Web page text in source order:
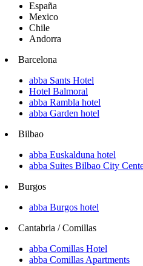
España
Mexico
Chile
Andorra
Barcelona
abba Sants Hotel
Hotel Balmoral
abba Rambla hotel
abba Garden hotel
Bilbao
abba Euskalduna hotel
abba Suites Bilbao City
Burgos
abba Burgos hotel
Cantabria / Comillas
abba Comillas Hotel
abba Comillas Apartments